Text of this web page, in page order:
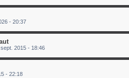
- 20:37
2015 - 18:46
- 22:18